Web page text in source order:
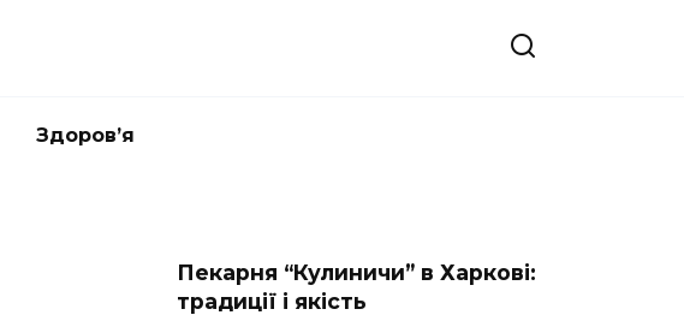
Здоров’я
Пекарня “Кулиничи” в Харкові:
традиції і якість